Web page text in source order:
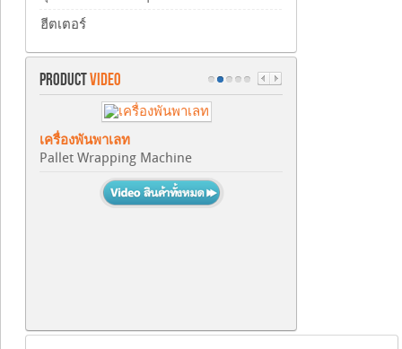
ฮีตเตอร์
PRODUCTVIDEO
เครื่องพันพาเลท
Pallet Wrapping Machine
เครื่องขึ้นรูปกล่อง
Carton Erector